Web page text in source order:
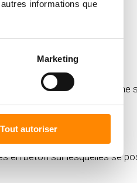
informations que
Marketing
Tout autoriser
de pose disponibleici.
en terre ?
Ensuite, construire une
en gravier ?
en béton sur lesquelles se